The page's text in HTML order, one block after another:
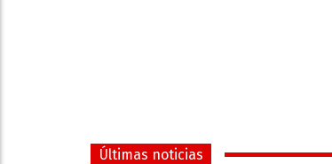
Últimas noticias